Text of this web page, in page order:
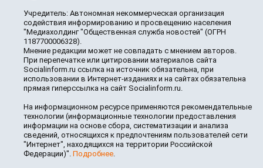
Учредитель: Автономная некоммерческая организация
содействия информированию и просвещению населения
"Медиахолдинг "Общественная служба новостей" (ОГРН
1187700006328).
Мнение редакции может не совпадать с мнением авторов.
При перепечатке или цитировании материалов сайта
Socialinform.ru ссылка на источник обязательна, при
использовании в Интернет-изданиях и на сайтах обязательна
прямая гиперссылка на сайт Socialinform.ru.
На информационном ресурсе применяются рекомендательные
технологии (информационные технологии предоставления
информации на основе сбора, систематизации и анализа
сведений, относящихся к предпочтениям пользователей сети
"Интернет", находящихся на территории Российской
Федерации)". Подробнее.